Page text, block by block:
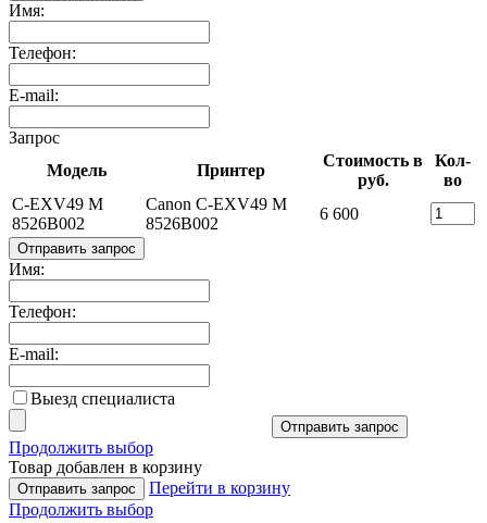
Имя:
Телефон:
E-mail:
Запрос
Модель
Принтер
Стоимость в
руб.
Кол-
во
C-EXV49 M
8526B002
Canon C-EXV49 M
8526B002
6 600
Отправить запрос
Имя:
Телефон:
E-mail:
Выезд специалиста
Отправить запрос
Продолжить выбор
Товар добавлен в корзину
Отправить запрос
Перейти в корзину
Продолжить выбор